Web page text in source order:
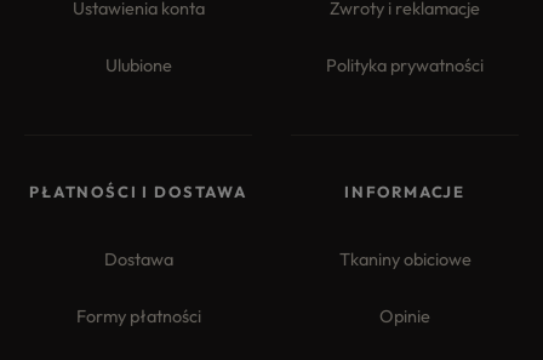
Ustawienia konta
Ulubione
Zwroty i reklamacje
Polityka prywatności
PŁATNOŚCI I DOSTAWA
Dostawa
Formy płatności
INFORMACJE
Tkaniny obiciowe
Opinie